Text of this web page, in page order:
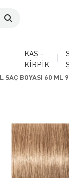
KAŞ -
KİRPİK
SAÇ BOYASI 60 ML